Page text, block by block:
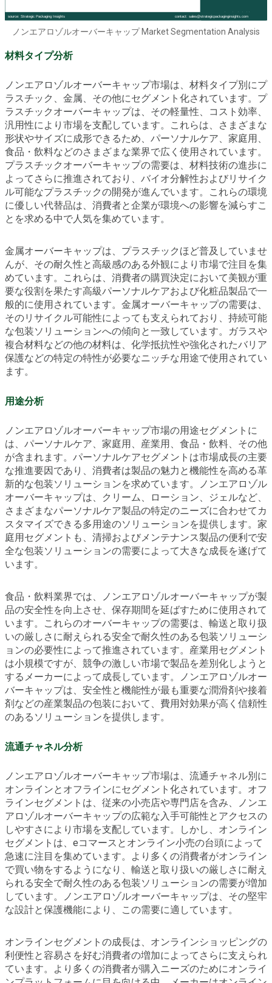
ノンエアロゾルオーバーキャップ Market Segmentation Analysis
材料タイプ分析
ノンエアロゾルオーバーキャップ市場は、材料タイプ別にプ
ラスチック、金属、その他にセグメント化されています。プ
ラスチックオーバーキャップは、その軽量性、コスト効率、
汎用性により市場を支配しています。これらは、さまざまな
形状やサイズに成形できるため、パーソナルケア、家庭用、
食品・飲料などのさまざまな業界で広く使用されています。
プラスチックオーバーキャップの需要は、材料技術の進歩に
よってさらに推進されており、バイオ分解性およびリサイク
ル可能なプラスチックの開発が進んでいます。これらの環境
に優しい代替品は、消費者と企業が環境への影響を減らすこ
とを求める中で人気を集めています。
金属オーバーキャップは、プラスチックほど普及していませ
んが、その耐久性と高級感のある外観により市場で注目を集
めています。これらは、消費者の購買決定において美観が重
要な役割を果たす高級パーソナルケアおよび化粧品製品で一
般的に使用されています。金属オーバーキャップの需要は、
そのリサイクル可能性によっても支えられており、持続可能
な包装ソリューションへの傾向と一致しています。ガラスや
複合材料などの他の材料は、化学抵抗性や強化されたバリア
保護などの特定の特性が必要なニッチな用途で使用されてい
ます。
用途分析
ノンエアロゾルオーバーキャップ市場の用途セグメントに
は、パーソナルケア、家庭用、産業用、食品・飲料、その他
が含まれます。パーソナルケアセグメントは市場成長の主要
な推進要因であり、消費者は製品の魅力と機能性を高める革
新的な包装ソリューションを求めています。ノンエアロゾル
オーバーキャップは、クリーム、ローション、ジェルなど、
さまざまなパーソナルケア製品の特定のニーズに合わせてカ
スタマイズできる多用途のソリューションを提供します。家
庭用セグメントも、清掃およびメンテナンス製品の便利で安
全な包装ソリューションの需要によって大きな成長を遂げて
います。
食品・飲料業界では、ノンエアロゾルオーバーキャップが製
品の安全性を向上させ、保存期間を延ばすために使用されて
います。これらのオーバーキャップの需要は、輸送と取り扱
いの厳しさに耐えられる安全で耐久性のある包装ソリューシ
ョンの必要性によって推進されています。産業用セグメント
は小規模ですが、競争の激しい市場で製品を差別化しようと
するメーカーによって成長しています。ノンエアロゾルオー
バーキャップは、安全性と機能性が最も重要な潤滑剤や接着
剤などの産業製品の包装において、費用対効果が高く信頼性
のあるソリューションを提供します。
流通チャネル分析
ノンエアロゾルオーバーキャップ市場は、流通チャネル別に
オンラインとオフラインにセグメント化されています。オフ
ラインセグメントは、従来の小売店や専門店を含み、ノンエ
アロゾルオーバーキャップの広範な入手可能性とアクセスの
しやすさにより市場を支配しています。しかし、オンライン
セグメントは、eコマースとオンライン小売の台頭によって
急速に注目を集めています。より多くの消費者がオンライン
で買い物をするようになり、輸送と取り扱いの厳しさに耐え
られる安全で耐久性のある包装ソリューションの需要が増加
しています。ノンエアロゾルオーバーキャップは、その堅牢
な設計と保護機能により、この需要に適しています。
オンラインセグメントの成長は、オンラインショッピングの
利便性と容易さを好む消費者の増加によってさらに支えられ
ています。より多くの消費者が購入ニーズのためにオンライ